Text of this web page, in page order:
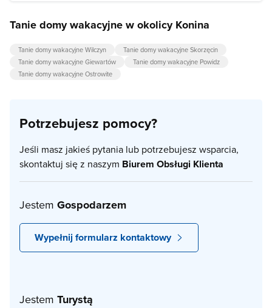
Tanie domy wakacyjne w okolicy Konina
Tanie domy wakacyjne Wilczyn
Tanie domy wakacyjne Skorzęcin
Tanie domy wakacyjne Giewartów
Tanie domy wakacyjne Powidz
Tanie domy wakacyjne Ostrowite
Potrzebujesz pomocy?
Jeśli masz jakieś pytania lub potrzebujesz wsparcia,
skontaktuj się z naszym Biurem Obsługi Klienta
Jestem Gospodarzem
Wypełnij formularz kontaktowy
Jestem Turystą